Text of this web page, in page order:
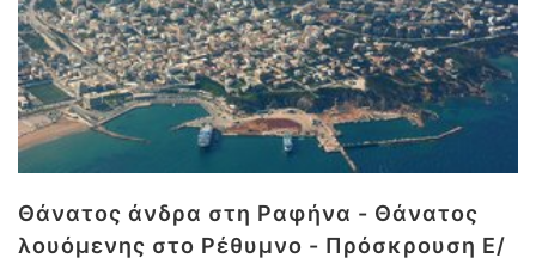
Θάνατος άνδρα στη Ραφήνα - Θάνατος
λουόμενης στο Ρέθυμνο - Πρόσκρουση Ε/